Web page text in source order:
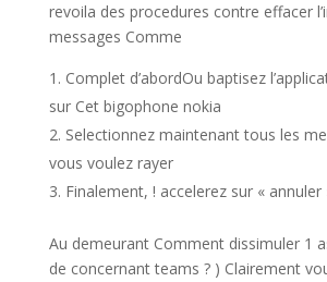
revoila des procedures contre effacer
messages Comme
Complet d’abordOu baptisez
sur Cet bigophone nokia
Selectionnez maintenant tous les
vous voulez rayer
Finalement, ! accelerez sur « annuler
Au demeurant Comment dissimuler 1
de concernant teams ? ) Clairement